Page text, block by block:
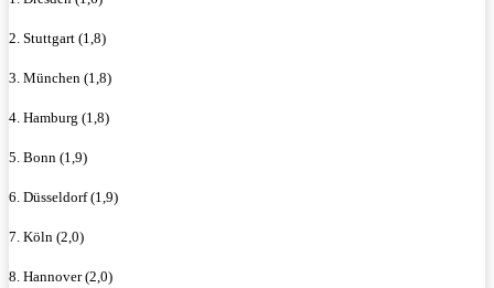
2. Stuttgart (1,8)
3. München (1,8)
4. Hamburg (1,8)
5. Bonn (1,9)
6. Düsseldorf (1,9)
7. Köln (2,0)
8. Hannover (2,0)